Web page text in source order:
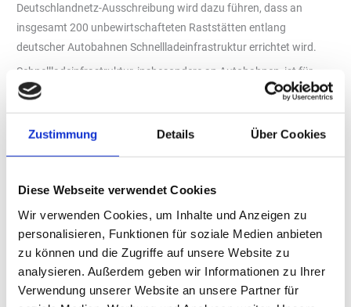
Zustimmung Details Über Cookies
Diese Webseite verwendet Cookies
Wir verwenden Cookies, um Inhalte und Anzeigen zu
personalisieren, Funktionen für soziale Medien anbieten
zu können und die Zugriffe auf unsere Website zu
analysieren. Außerdem geben wir Informationen zu Ihrer
Verwendung unserer Website an unsere Partner für
Deutschlandnetz-Ausschreibung wird dazu führen, dass an
insgesamt 200 unbewirtschafteten Raststätten entlang
deutscher Autobahnen Schnellladeinfrastruktur errichtet wird.
Schnellladeinfrastruktur, insbesondere an Autobahnen, ist für
eine erfolgreiche Mobilitätswende unerlässlich. Schließlich wollen
Autofahrende ihr Auto ohne Umwege und Zeitverlust schnell für
die nächsten Hunderte von Kilometern aufladen können. Die vom
durch den Ausbau des Schnellladeinfrastrukturnetzes dafür
sorgen, dass die exponentiell wachsende Zahl von Elektroautos
zuverlässig und schnell laden kann. Die Vergabe des Aufbaus der
Ladeinfrastruktur an mehrere Ladepunktbetreiber sorgt zudem
für mehr Wettbewerb an den Autobahnen.
Fastned hat den Zuschlag für eines von sechs Losen erhalten. Die